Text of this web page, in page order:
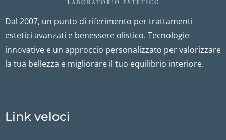
Dal 2007, un punto di riferimento per trattamenti
estetici avanzati e benessere olistico. Tecnologie
innovative e un approccio personalizzato per valorizzare
la tua bellezza e migliorare il tuo equilibrio interiore.
Link veloci